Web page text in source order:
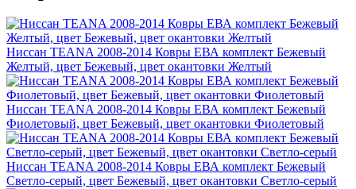
Ниссан TEANA 2008-2014 Ковры ЕВА комплект Бежевый
Желтый, цвет Бежевый, цвет окантовки Желтый
Ниссан TEANA 2008-2014 Ковры ЕВА комплект Бежевый
Фиолетовый, цвет Бежевый, цвет окантовки Фиолетовый
Ниссан TEANA 2008-2014 Ковры ЕВА комплект Бежевый
Светло-серый, цвет Бежевый, цвет окантовки Светло-серый